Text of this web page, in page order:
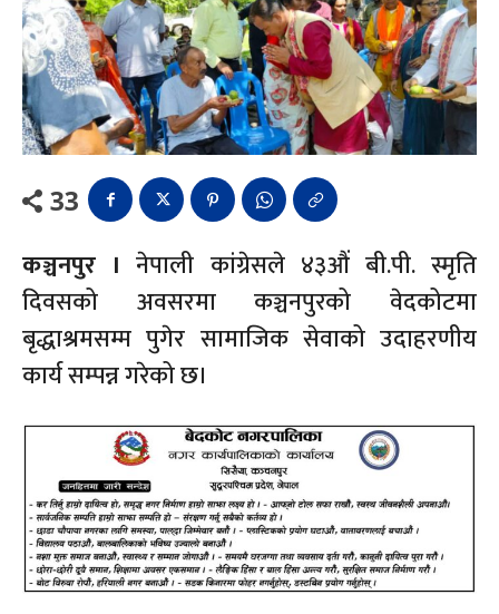
33
कञ्चनपुर । नेपाली कांग्रेसले ४३औं बी.पी. स्मृति
दिवसको अवसरमा कञ्चनपुरको वेदकोटमा
बृद्धाश्रमसम्म पुगेर सामाजिक सेवाको उदाहरणीय
कार्य सम्पन्न गरेको छ।